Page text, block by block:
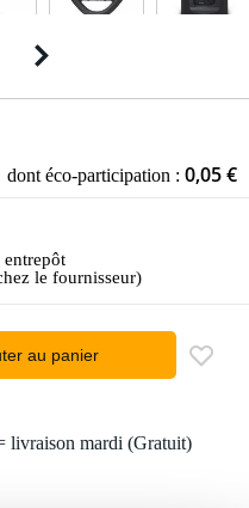
dont éco-participation : 0,05 €
entrepôt
le fournisseur)
au panier
livraison mardi (Gratuit)